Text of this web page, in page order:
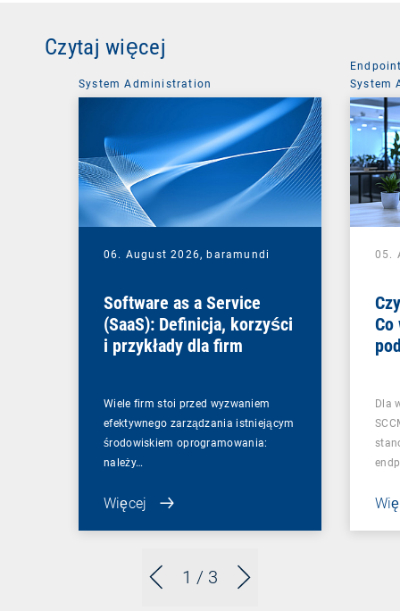
Czytaj więcej
1 / 3
System Administration
06. August 2026,baramundi
Software as a Service
(SaaS): Definicja, korzyści
i przykłady dla firm
Wiele firm stoi przed wyzwaniem
efektywnego zarządzania istniejącym
środowiskiem oprogramowania:
należy…
Więcej
System
05.
Co
Dla